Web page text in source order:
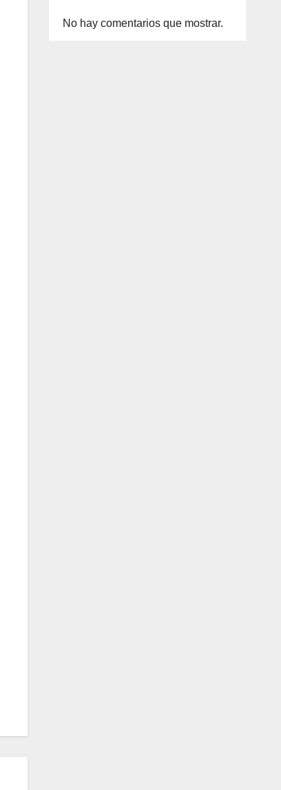
No hay comentarios que mostrar.